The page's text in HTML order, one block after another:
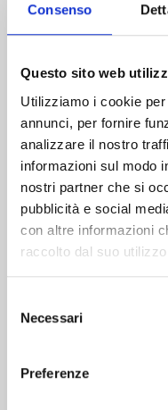
Consenso
Questo sito web
Utilizziamo i cookie
annunci, per fornire
analizzare il nostro
informazioni sul modo
nostri partner che si
pubblicità e social
con altre informazioni
raccolto dal suo
delNecessari
Preferenze
Altri